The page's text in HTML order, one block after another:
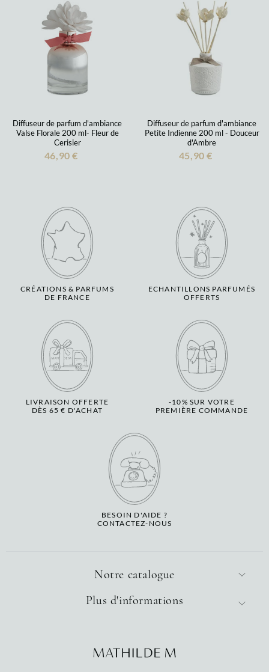
Diffuseur de parfum d'ambiance
Valse Florale 200 ml- Fleur de
Cerisier
46,90 €
Diffuseur de parfum d'ambiance
Petite Indienne 200 ml - Douceur
d'Ambre
45,90 €
CRÉATIONS & PARFUMS
DE FRANCE
ECHANTILLONS PARFUMÉS
OFFERTS
LIVRAISON OFFERTE
DÈS 65 € D'ACHAT
-10% SUR VOTRE
PREMIÈRE COMMANDE
BESOIN D'AIDE ?
CONTACTEZ-NOUS
Notre catalogue
Plus d'informations